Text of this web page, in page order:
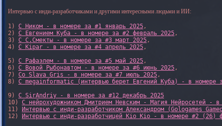
Интервью с инди-разработчиками и другими интересными людьми и ИИ:
1) С Ником - в номере за #1 январь 2025,
2) С Евгением Куба - в номере за #2 февраль 2025,
3) С С.Смекты - в номере за #3 март 2025,
4) С Kipar - в номере за #4 апрель 2025,
5) С Рафаэлем - в номере за #5 май 2025,
6) С Вовой Рыбонавтом - в номере за #6 июнь 2025,
7) Со Slava Gris - в номере за #7 июль 2025,
8) С megainformatic (интервью берет Евгений Куба) - в номере
9) С SirAndriy - в номере за #12 декабрь 2025
10) С нейрохудожником Дмитрием Невским - Магия Нейросетей -
11)
Интервью с инди-разработчиком Александром (Gologames
12)
Интервью с инди-разработчицей Kio Kio - в номере #2 (26)